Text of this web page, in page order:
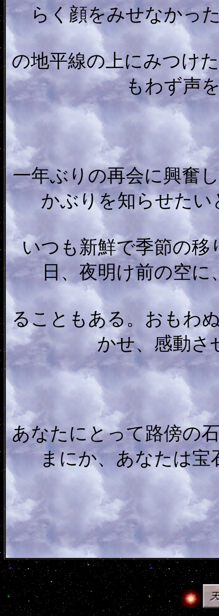
らく顔をみせなかっ
の地平線の上にみつけ
もわず声
一年ぶりの再会に興奮
かぶりを知らせた
いつも新鮮で季節の
日、夜明け前の空
ることもある。おもわ
かせ、感動さ
あなたにとって路傍の
まにか、あなたは